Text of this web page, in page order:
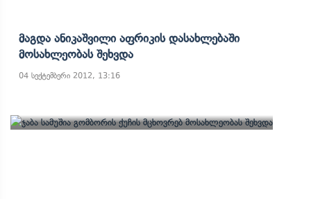
Მაგდა Ანიკაშვილი Აფრიკის Დასახლებაში
Მოსახლეობას Შეხვდა
04 სექტემბერი 2012, 13:16